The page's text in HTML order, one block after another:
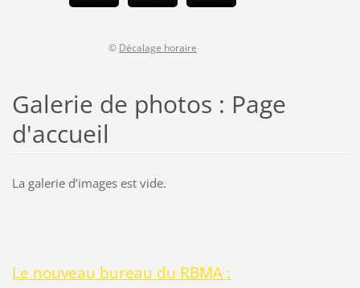
© Décalage horaire
Galerie de photos : Page
d'accueil
La galerie dʼimages est vide.
Le nouveau bureau du RBMA :